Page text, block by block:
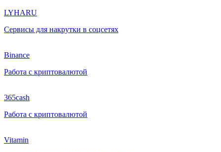
LYHARU
Сервисы для накрутки в соцсетях
Binance
Работа с криптовалютой
365cash
Работа с криптовалютой
Vitamin